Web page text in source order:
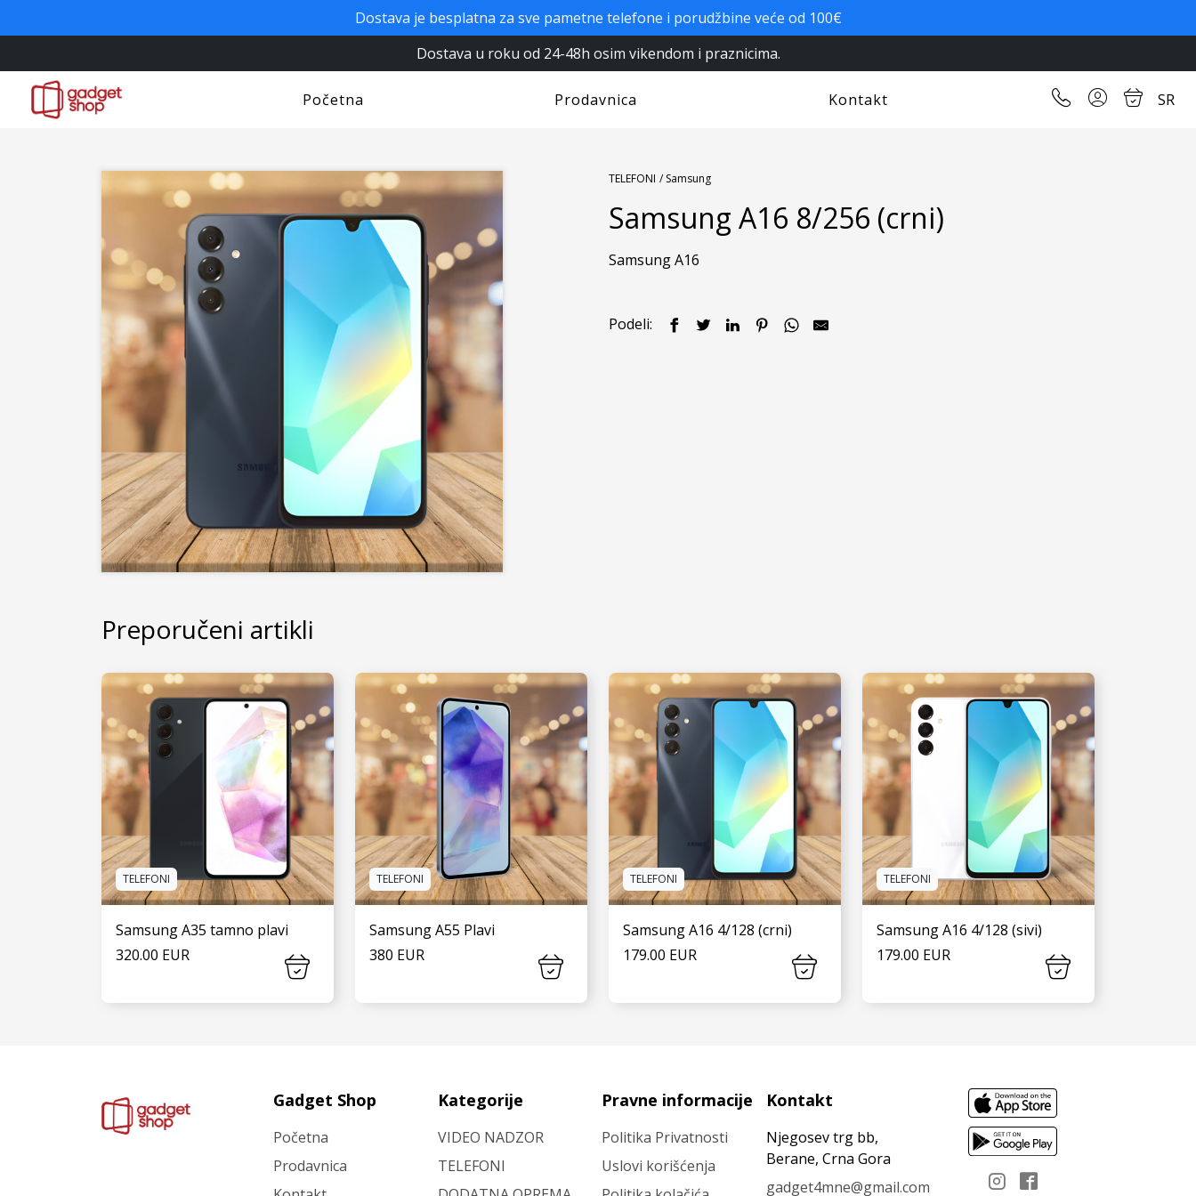
Dostava je besplatna za sve pametne telefone i porudžbine veće od 100€
Dostava u roku od 24-48h osim vikendom i praznicima.
Početna Prodavnica Kontakt SR
TELEFONI / Samsung
Samsung A16 8/256 (crni)
Samsung A16
Podeli:
Preporučeni artikli
TELEFONI
Samsung A35 tamno plavi
320.00 EUR
TELEFONI
Samsung A55 Plavi
380 EUR
TELEFONI
Samsung A16 4/128 (crni)
179.00 EUR
TELEFONI
Samsung A16 4/128 (sivi)
179.00 EUR
Gadget Shop
Početna
Prodavnica
Kategorije
VIDEO NADZOR
TELEFONI
Pravne informacije
Politika Privatnosti
Uslovi korišćenja
Kontakt
Njegosev trg bb,
Berane, Crna Gora
gadget4mne@gmail.com